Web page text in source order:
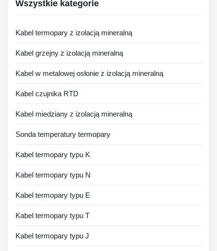
Wszystkie kategorie
Kabel termopary z izolacją mineralną
Kabel grzejny z izolacją mineralną
Kabel w metalowej osłonie z izolacją mineralną
Kabel czujnika RTD
Kabel miedziany z izolacją mineralną
Sonda temperatury termopary
Kabel termopary typu K
Kabel termopary typu N
Kabel termopary typu E
Kabel termopary typu T
Kabel termopary typu J